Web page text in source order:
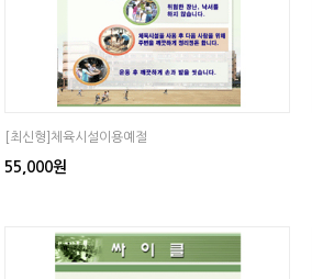
[최신형]체육시설이용예절
55,000원